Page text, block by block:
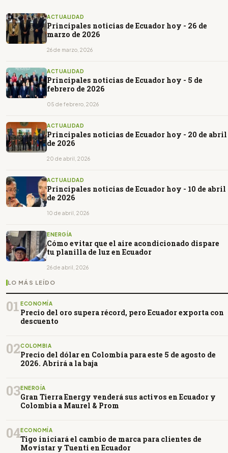
ACTUALIDAD
Principales noticias de Ecuador hoy - 26 de
marzo de 2026
26 de marzo, 2026
ACTUALIDAD
Principales noticias de Ecuador hoy - 5 de
febrero de 2026
05 de febrero, 2026
ACTUALIDAD
Principales noticias de Ecuador hoy - 20 de abril
de 2026
20 de abril, 2026
ACTUALIDAD
Principales noticias de Ecuador hoy - 10 de abril
de 2026
10 de abril, 2026
ENERGÍA
Cómo evitar que el aire acondicionado dispare
tu planilla de luz en Ecuador
26 de abril, 2026
LO MÁS LEÍDO
01 ECONOMÍA
Precio del oro supera récord, pero Ecuador exporta con
descuento
02COLOMBIA
Precio del dólar en Colombia para este 5 de agosto de
2026. Abrirá a la baja
03ENERGÍA
Gran Tierra Energy venderá sus activos en Ecuador y
Colombia a Maurel & Prom
04ECONOMÍA
Tigo iniciará el cambio de marca para clientes de
Movistar y Tuenti en Ecuador